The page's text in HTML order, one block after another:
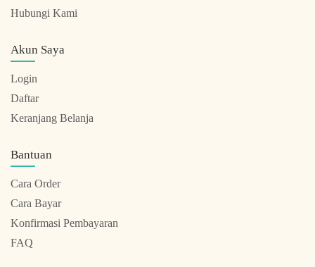
Hubungi Kami
Akun Saya
Login
Daftar
Keranjang Belanja
Bantuan
Cara Order
Cara Bayar
Konfirmasi Pembayaran
FAQ